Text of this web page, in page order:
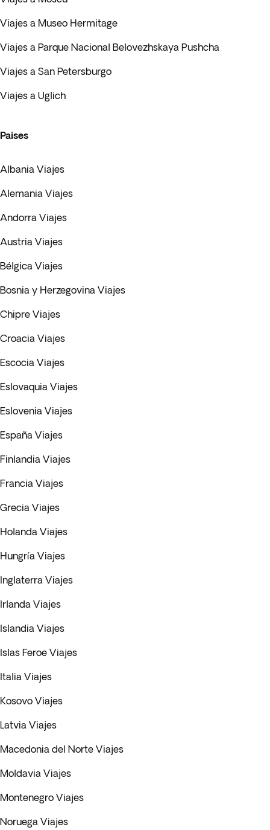
Viajes a Museo Hermitage
Viajes a Parque Nacional Belovezhskaya Pushcha
Viajes a San Petersburgo
Viajes a Uglich
Paises
Albania Viajes
Alemania Viajes
Andorra Viajes
Austria Viajes
Bélgica Viajes
Bosnia y Herzegovina Viajes
Chipre Viajes
Croacia Viajes
Escocia Viajes
Eslovaquia Viajes
Eslovenia Viajes
España Viajes
Finlandia Viajes
Francia Viajes
Grecia Viajes
Holanda Viajes
Hungría Viajes
Inglaterra Viajes
Irlanda Viajes
Islandia Viajes
Islas Feroe Viajes
Italia Viajes
Kosovo Viajes
Latvia Viajes
Macedonia del Norte Viajes
Moldavia Viajes
Montenegro Viajes
Noruega Viajes